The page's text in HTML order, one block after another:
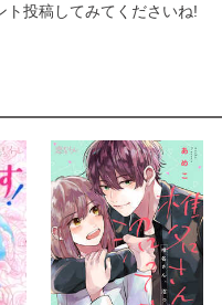
ト投稿してみてくださいね!